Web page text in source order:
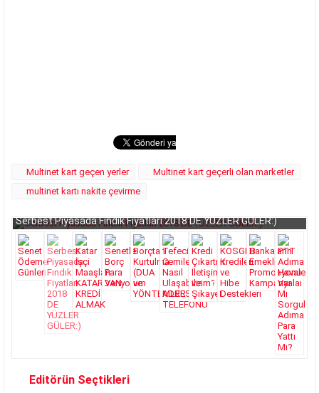
Multinet kart geçen yerler
Multinet kart geçerli olan marketler
multinet kartı nakite çevirme
Serbest Piyasada Fındık Fiyatları 2018 DE YÜZLER GÜLER:)
Editörün Seçtikleri